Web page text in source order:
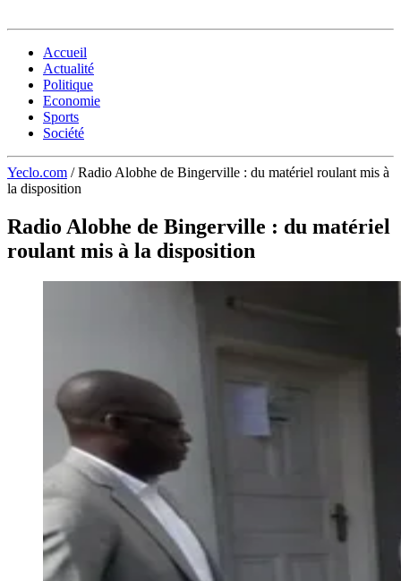
Accueil
Actualité
Politique
Economie
Sports
Société
Yeclo.com / Radio Alobhe de Bingerville : du matériel roulant mis à
la disposition
Radio Alobhe de Bingerville : du matériel
roulant mis à la disposition